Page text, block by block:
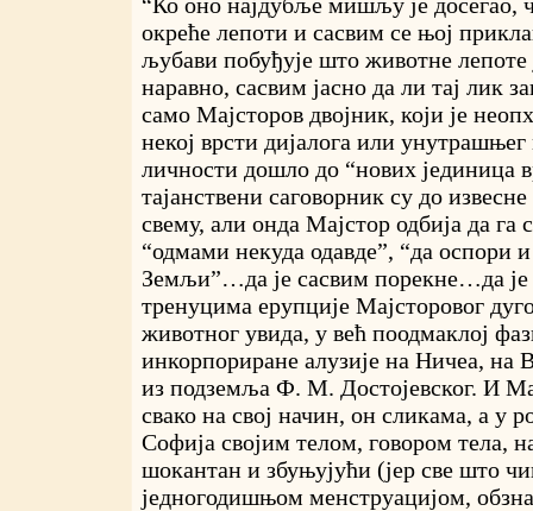
окреће лепоти и сасвим се њој
љубави побуђује што животне лепоте
наравно, сасвим јасно да ли тај лик
само Мајсторов двојник, који је
некој врсти дијалога или
личности дошло до “нових јединица
тајанствени саговорник су до
свему, али онда Мајстор одбија да га
“одмами некуда одавде”, “да оспори
Земљи”…да је сасвим порекне…да
тренуцима ерупције Мајсторовог
животног увида, у већ поодмаклој
инкорпориране алузије на Ничеа, на
из подземља Ф. М. Достојевског. И
свако на свој начин, он сликама, а у
Софија својим телом, говором тела,
шокантан и збуњујући (јер све што
једногодишњом менструацијом,